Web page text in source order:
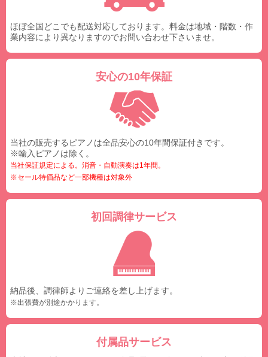
ほぼ全国どこでも配送対応しております。料金は地域・階数・作
業内容により異なりますのでお問い合わせ下さいませ。
安心の10年保証
当社の販売するピアノは全品安心の10年間保証付きです。
※輸入ピアノは除く。
当社保証規定による。消音・自動演奏は1年間。
※セール特価品など一部機種は対象外
初回調律サービス
納品後、調律師よりご連絡を差し上げます。
※出張費が別途かかります。
付属品サービス